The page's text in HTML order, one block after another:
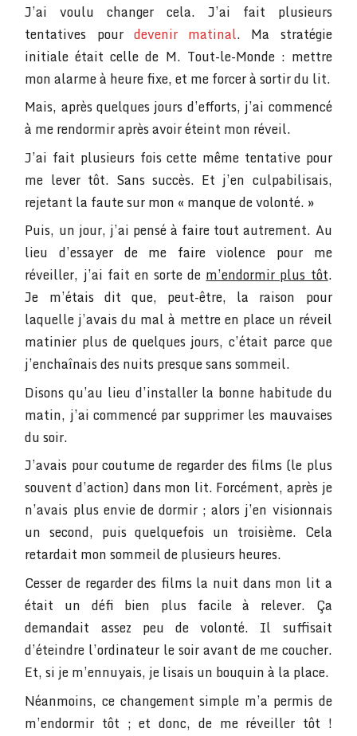
J’ai voulu changer cela. J’ai fait plusieurs
tentatives pour devenir matinal. Ma stratégie
initiale était celle de M. Tout-le-Monde : mettre
mon alarme à heure fixe, et me forcer à sortir du lit.
Mais, après quelques jours d’efforts, j’ai commencé
à me rendormir après avoir éteint mon réveil.
J’ai fait plusieurs fois cette même tentative pour
me lever tôt. Sans succès. Et j’en culpabilisais,
rejetant la faute sur mon « manque de volonté. »
Puis, un jour, j’ai pensé à faire tout autrement. Au
lieu d’essayer de me faire violence pour me
réveiller, j’ai fait en sorte dem’endormir plus tôt.
Je m’étais dit que, peut-être, la raison pour
laquelle j’avais du mal à mettre en place un réveil
matinier plus de quelques jours, c’était parce que
j’enchaînais des nuits presque sans sommeil.
Disons qu’au lieu d’installer la bonne habitude du
matin, j’ai commencé par supprimer les mauvaises
du soir.
J’avais pour coutume de regarder des films (le plus
souvent d’action) dans mon lit. Forcément, après je
n’avais plus envie de dormir ; alors j’en visionnais
un second, puis quelquefois un troisième. Cela
retardait mon sommeil de plusieurs heures.
Cesser de regarder des films la nuit dans mon lit a
était un défi bien plus facile à relever. Ça
demandait assez peu de volonté. Il suffisait
d’éteindre l’ordinateur le soir avant de me coucher.
Et, si je m’ennuyais, je lisais un bouquin à la place.
Néanmoins, ce changement simple m’a permis de
m’endormir tôt ; et donc, de me réveiller tôt !